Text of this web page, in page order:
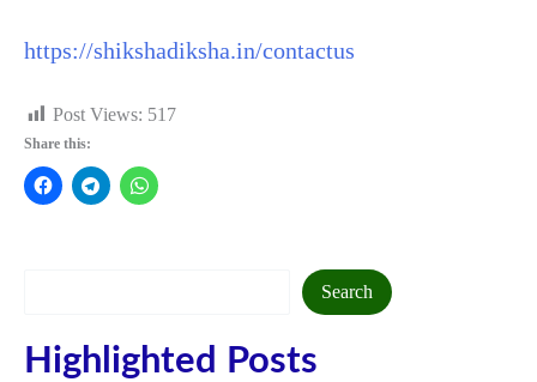
https://shikshadiksha.in/contactus
Post Views: 517
Share this:
Search
Highlighted Posts